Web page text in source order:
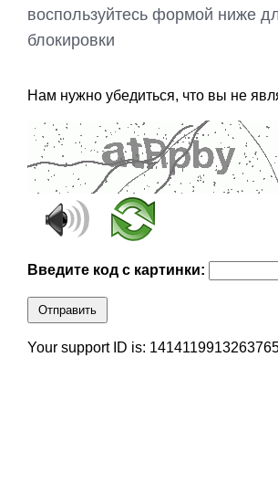
воспользуйтесь формой ниже
блокировки
Нам нужно убедиться, что вы не
Введите код с картинки:
Отправить
Your support ID is: